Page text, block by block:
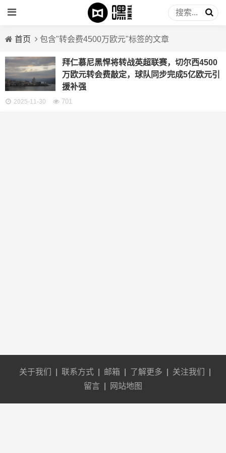
首页 包含"转会费4500万欧元"标签的文章
拜仁慕尼黑悍将转战英超联赛，切尔西4500
万欧元转会费敲定，球队同步完成5亿欧元引
援补强
2025-11-30 701
关于我们 联系方式 邮箱 了解更多 关注我们
留言
网站地图